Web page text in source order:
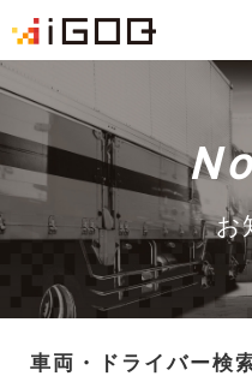
FAQ
無
お
車両・ドライバー検